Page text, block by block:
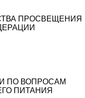
ПРОСВЕЩЕНИЯ
ПО ВОПРОСАМ
ПИТАНИЯ